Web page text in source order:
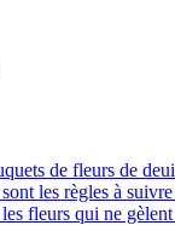
de fleurs de
les règles à
fleurs qui ne gèlent